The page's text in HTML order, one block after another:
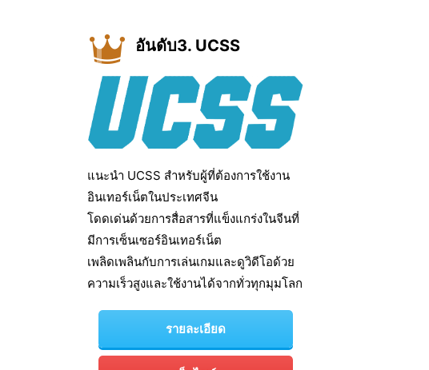
อันดับ3. UCSS
แนะนำ UCSS สำหรับผู้ที่ต้องการใช้งาน
อินเทอร์เน็ตในประเทศจีน
โดดเด่นด้วยการสื่อสารที่แข็งแกร่งในจีนที่
มีการเซ็นเซอร์อินเทอร์เน็ต
เพลิดเพลินกับการเล่นเกมและดูวิดีโอด้วย
ความเร็วสูงและใช้งานได้จากทั่วทุกมุมโลก
รายละเอียด